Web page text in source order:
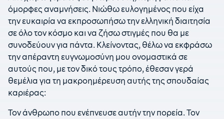
όμορφες αναμνήσεις. Νιώθω ευλογημένος που είχα
την ευκαιρία να εκπροσωπήσω την ελληνική διαιτησία
σε όλο τον κόσμο και να ζήσω στιγμές που θα με
συνοδεύουν για πάντα. Κλείνοντας, θέλω να εκφράσω
την απέραντη ευγνωμοσύνη μου ονομαστικά σε
αυτούς που, με τον δικό τους τρόπο, έθεσαν γερά
θεμέλια για τη μακροημέρευση αυτής της σπουδαίας
καριέρας:
Τον άνθρωπο που ενέπνευσε αυτήν την πορεία. Τον